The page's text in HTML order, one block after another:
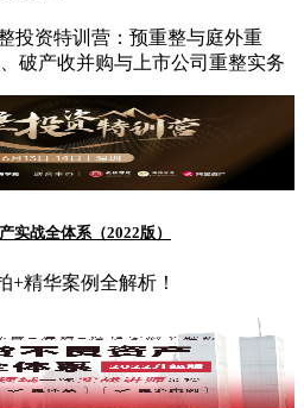
整投资特训营：预重整与庭外重
破产收并购与上市公司重整实务
实战全体系（2022版）
+精华案例全解析！